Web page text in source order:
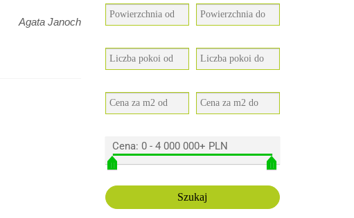
Agata Janoch
Cena: 0- 4 000 000+ PLN